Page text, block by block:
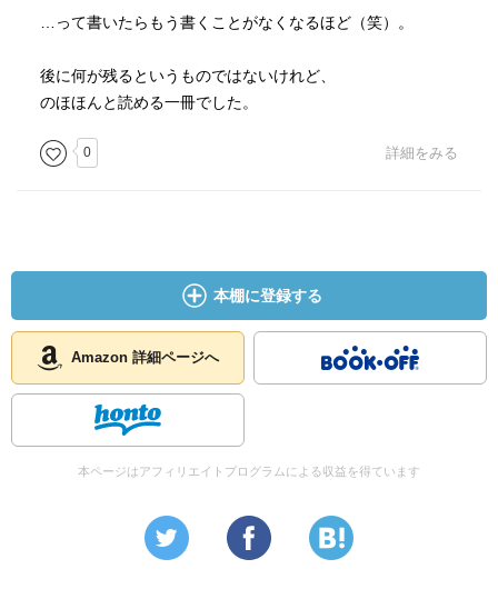
…って書いたらもう書くことがなくなるほど（笑）。
後に何が残るというものではないけれど、
のほほんと読める一冊でした。
0 詳細をみる
本棚に登録する
Amazon 詳細ページへ
本ページはアフィリエイトプログラムによる収益を得ています